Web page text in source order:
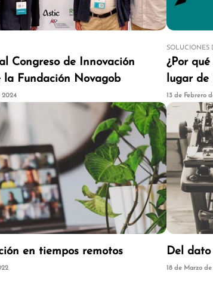
Congreso de Innovación
la Fundación Novagob
2024
SOLUCIONES
¿Por
lugar de
13 de Febrero
en tiempos remotos Del
18 de Marzo